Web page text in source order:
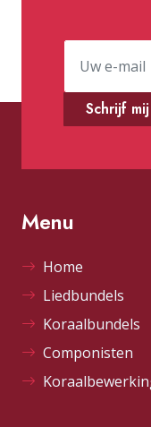
Schrijf
Menu
Home
Liedbundels
Koraalbundels
Componisten